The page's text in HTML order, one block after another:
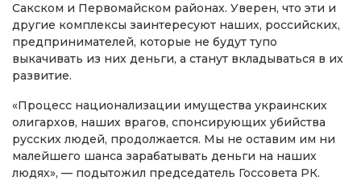
Сакском и Первомайском районах. Уверен, что эти и
другие комплексы заинтересуют наших, российских,
предпринимателей, которые не будут тупо
выкачивать из них деньги, а станут вкладываться в их
развитие.
«Процесс национализации имущества украинских
олигархов, наших врагов, спонсирующих убийства
русских людей, продолжается. Мы не оставим им ни
малейшего шанса зарабатывать деньги на наших
людях», — подытожил председатель Госсовета РК.